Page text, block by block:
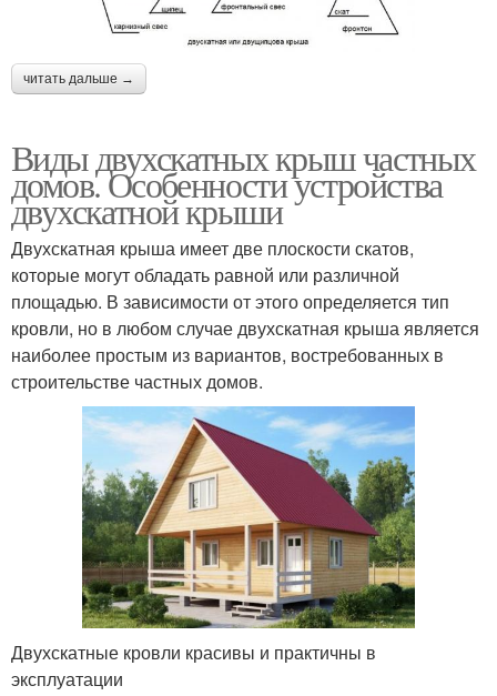
читать дальше →
Виды двухскатных крыш частных
домов. Особенности устройства
двухскатной крыши
Двухскатная крыша имеет две плоскости скатов,
которые могут обладать равной или различной
площадью. В зависимости от этого определяется тип
кровли, но в любом случае двухскатная крыша является
наиболее простым из вариантов, востребованных в
строительстве частных домов.
Двухскатные кровли красивы и практичны в
эксплуатации